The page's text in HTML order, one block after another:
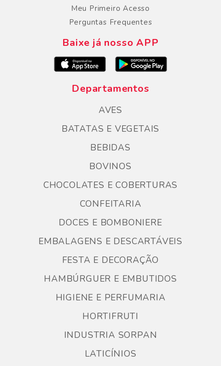
Meu Primeiro Acesso
Perguntas Frequentes
Baixe já nosso APP
Departamentos
AVES
BATATAS E VEGETAIS
BEBIDAS
BOVINOS
CHOCOLATES E COBERTURAS
CONFEITARIA
DOCES E BOMBONIERE
EMBALAGENS E DESCARTÁVEIS
FESTA E DECORAÇÃO
HAMBÚRGUER E EMBUTIDOS
HIGIENE E PERFUMARIA
HORTIFRUTI
INDUSTRIA SORPAN
LATICÍNIOS